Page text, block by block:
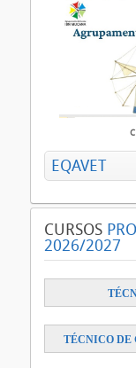
EQAVET
CURSOS
2026/2027
TÉCNICO DE